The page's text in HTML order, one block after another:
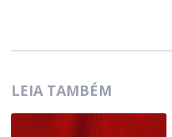
LEIA TAMBÉM